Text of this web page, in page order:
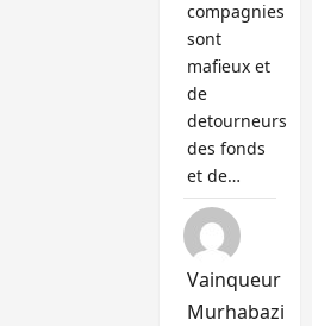
compagnies
sont
mafieux et
de
detourneurs
des fonds
et de…
Vainqueur
Murhabazi